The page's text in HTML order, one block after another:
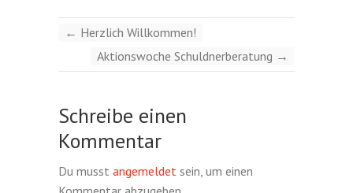
← Herzlich Willkommen!
Aktionswoche Schuldnerberatung →
Schreibe einen
Kommentar
Du musst angemeldet sein, um einen